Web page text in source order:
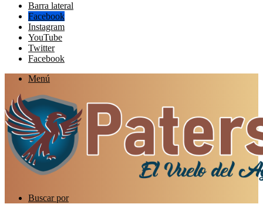
Barra lateral
Facebook
Instagram
YouTube
Twitter
Facebook
Menú
Buscar por